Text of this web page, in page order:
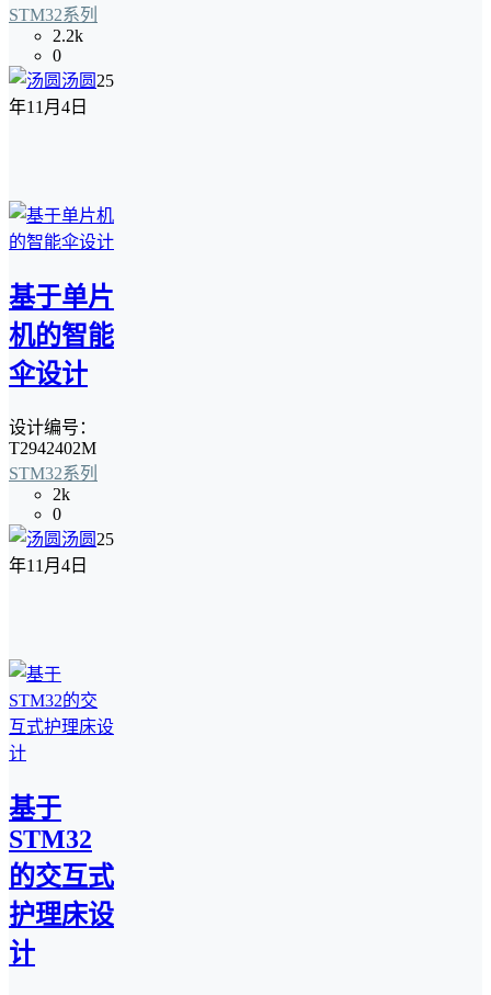
STM32系列
2.2k
0
汤圆 25
年11月4日
基于单片
机的智能
伞设计
设计编号：
T2942402M
STM32系列
2k
0
汤圆 25
年11月4日
基于
STM32
的交互式
护理床设
计